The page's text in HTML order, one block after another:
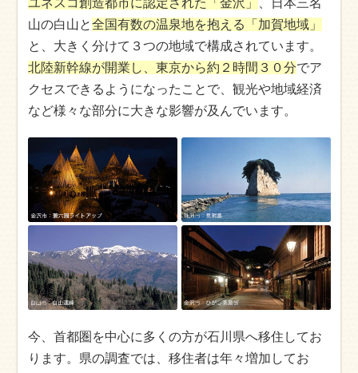
山の白山と全国有数の温泉地を抱える「加賀地域」
と、大きく分けて３つの地域で構成されています。
北陸新幹線が開業し、東京から約２時間３０分でア
クセスできるようになったことで、観光や地域経済
など様々な部分に大きな影響が及んでいます。
今、首都圏を中心に多くの方が石川県へ移住してお
ります。県の調査では、移住者は年々増加してお